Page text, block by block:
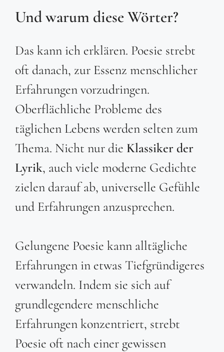
Und warum diese Wörter?
Das kann ich erklären. Poesie strebt
oft danach, zur Essenz menschlicher
Erfahrungen vorzudringen.
Oberflächliche Probleme des
täglichen Lebens werden selten zum
Thema. Nicht nur die Klassiker der
Lyrik, auch viele moderne Gedichte
zielen darauf ab, universelle Gefühle
und Erfahrungen anzusprechen.
Gelungene Poesie kann alltägliche
Erfahrungen in etwas Tiefgründigeres
verwandeln. Indem sie sich auf
grundlegendere menschliche
Erfahrungen konzentriert, strebt
Poesie oft nach einer gewissen